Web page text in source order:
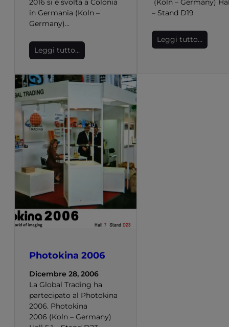
2016 si è svolta a Colonia
in Germania (Koln –
Germany)…
Leggi tutto…
(Koln – Germany)
– Stand D19
Leggi tutto…
Photokina 2006
Dicembre 28, 2006
La Global Trading ha
partecipato al Photokina
2006. Photokina
2006 (Koln – Germany)